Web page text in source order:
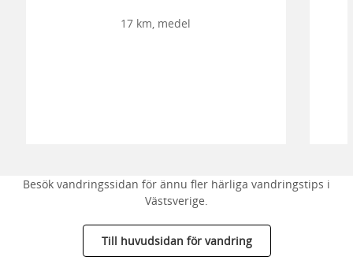
17 km, medel
Besök vandringssidan för ännu fler härliga vandringstips i
Västsverige.
Till huvudsidan för vandring